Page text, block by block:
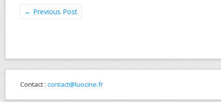
← Previous Post
Contact : contact@luocine.fr